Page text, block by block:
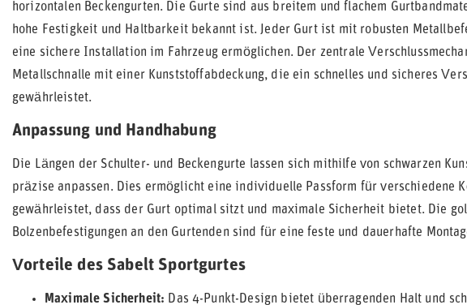
horizontalen Beckengurten. Die Gurte sind aus breitem und flachem
hohe Festigkeit und Haltbarkeit bekannt ist. Jeder Gurt ist mit robusten
eine sichere Installation im Fahrzeug ermöglichen. Der zentrale
Metallschnalle mit einer Kunststoffabdeckung, die ein schnelles und sicheres
gewährleistet.
Anpassung und Handhabung
Die Längen der Schulter- und Beckengurte lassen sich mithilfe von schwarzen
präzise anpassen. Dies ermöglicht eine individuelle Passform für verschiedene
gewährleistet, dass der Gurt optimal sitzt und maximale Sicherheit bietet. Die
Bolzenbefestigungen an den Gurtenden sind für eine feste und dauerhafte
Vorteile des Sabelt Sportgurtes
Maximale Sicherheit: Das 4-Punkt-Design bietet überragenden Halt und